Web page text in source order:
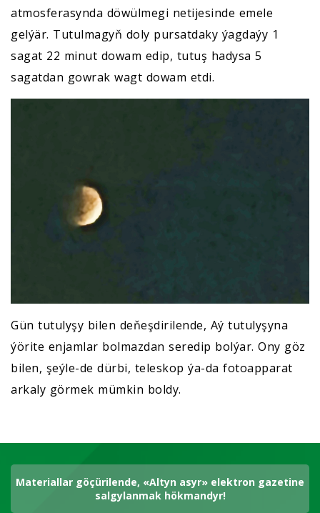
atmosferasynda döwülmegi netijesinde emele
gelýär. Tutulmagyň doly pursatdaky ýagdaýy 1
sagat 22 minut dowam edip, tutuş hadysa 5
sagatdan gowrak wagt dowam etdi.
Gün tutulyşy bilen deňeşdirilende, Aý tutulyşyna
ýörite enjamlar bolmazdan seredip bolýar. Ony göz
bilen, şeýle-de dürbi, teleskop ýa-da fotoapparat
arkaly görmek mümkin boldy.
Materiallar göçürilende, «Altyn asyr» elektron gazetine
salgylanmak hökmandyr!